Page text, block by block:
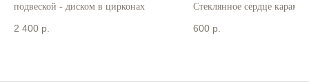
подвеской - диском в цирконах
2 400 р.
Стеклянное сердце
600 р.